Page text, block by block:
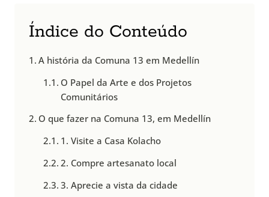
Índice do Conteúdo
A história da Comuna 13 em Medellín
O Papel da Arte e dos Projetos
Comunitários
O que fazer na Comuna 13, em Medellín
1. Visite a Casa Kolacho
2. Compre artesanato local
3. Aprecie a vista da cidade